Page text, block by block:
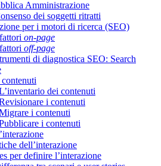
Amministrazione
dei soggetti ritratti
per i motori di ricerca (SEO)
on-page
off-page
di diagnostica SEO: Search
dei contenuti
i contenuti
i contenuti
i contenuti
dell’interazione
per definire l’interazione